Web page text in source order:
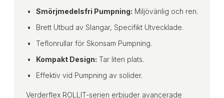
Smörjmedelsfri Pumpning: Miljövänlig och ren.
Brett Utbud av Slangar, Specifikt Utvecklade.
Teflonrullar för Skonsam Pumpning.
Kompakt Design: Tar liten plats.
Effektiv vid Pumpning av solider.
Verderflex ROLLIT-serien erbjuder avancerade